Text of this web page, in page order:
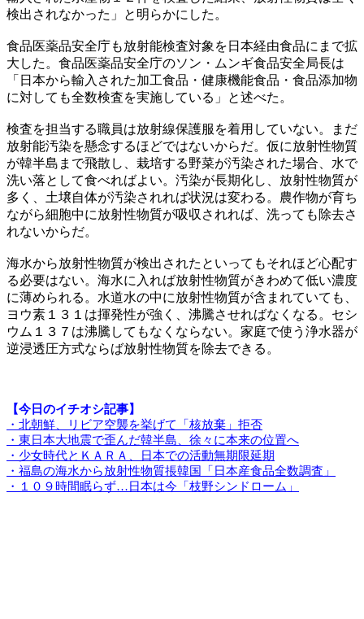
検出されなかった」と明らかにした。
食品医薬品安全庁も放射能検査対象を日本経由食品にまで拡
大した。食品医薬品安全庁のソン・ムンギ食品安全局長は
「日本から輸入された加工食品・健康機能食品・食品添加物
に対しても全数検査を実施している」と述べた。
検査を担当する職員は放射線保護服を着用していない。まだ
放射能汚染を懸念するほどではないからだ。仮に放射性物質
が韓半島まで飛散し、栽培する野菜が汚染された場合、水で
洗い落として食べればよい。汚染が長期化し、放射性物質が
多く、土壌自体が汚染されれば状況は変わる。農作物が育ち
ながら細胞中に放射性物質が吸収されれば、洗っても除去さ
れないからだ。
海水から放射性物質が検出されたといってもそれほど心配す
る必要はない。海水に入れば放射性物質がきわめて低い濃度
に薄められる。水道水の中に放射性物質が含まれていても、
ヨウ素１３１は揮発性が強く、沸騰させればなくなる。セシ
ウム１３７は沸騰してもなくならない。家庭で使う浄水器が
逆浸透圧方式ならば放射性物質を除去できる。
【今日のイチオシ記事】
・北朝鮮、リビア空襲を挙げて「核放棄」拒否
・東日本大地震で歪んだ韓半島、徐々に本来の位置へ
・少女時代とＫＡＲＡ、日本での活動無期限延期
・福島の海水から放射性物質掁韓国「日本産食品全数調査」
・１０９時間眠らず…日本は今「枝野シンドローム」